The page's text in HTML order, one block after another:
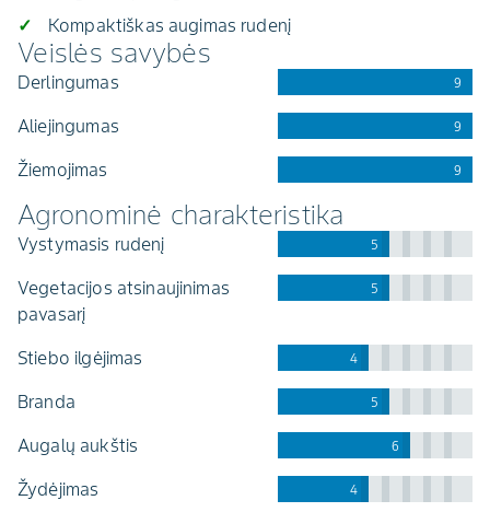
Kompaktiškas augimas rudenį
Veislės savybės
derlingumas 9
aliejingumas 9
žiemojimas 9
Agronominė charakteristika
vystymasis rudenį 5
vegetacijos atsinaujinimas
pavasarį
5
stiebo ilgėjimas 4
branda 5
augalų aukštis 6
žydėjimas 4